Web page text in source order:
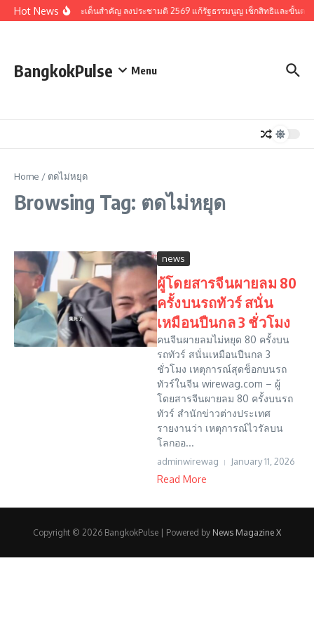
Skip to content
Hot Newsรวมประเด็นสำคัญ ลงประชามติ 2569 แก้รัฐธรรมนูญ เช็กสิทธิและขั้นตอ
BangkokPulse Menu
Home / ตดไม่หยุด
Browsing Tag: ตดไม่หยุด
news
ผู้โดยสารจีนผายลม 80
ครั้งบนรถทัวร์ สนั่น
เหมือนปืนกล 3 ชั่วโมง
คนจีนผายลมไม่หยุด 80 ครั้งบน
รถทัวร์ สนั่นเหมือนปืนกล 3
ชั่วโมง เหตุการณ์สุดช็อกบนรถ
ทัวร์ในจีน wirewag.com – ผู้
โดยสารจีนผายลม 80 ครั้งบนรถ
ทัวร์ สำนักข่าวต่างประเทศ
รายงานว่า เหตุการณ์ไวรัลบน
โลกออ...
adminwirewag January 11, 2026
Read More
Copyright © 2026 BangkokPulse | Powered by News Magazine X